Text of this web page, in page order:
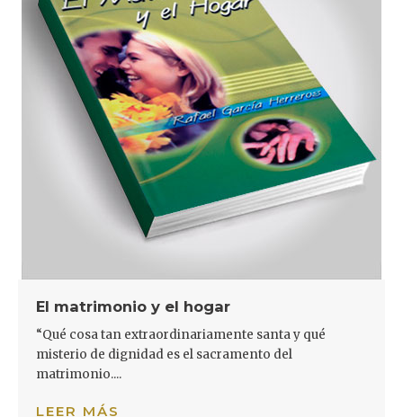
El matrimonio y el hogar
“Qué cosa tan extraordinariamente santa y qué
misterio de dignidad es el sacramento del
matrimonio....
LEER MÁS